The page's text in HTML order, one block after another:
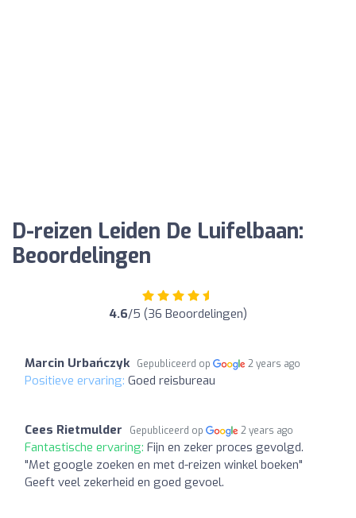
D-reizen Leiden De Luifelbaan:
Beoordelingen
4.6/5 (36 Beoordelingen)
Marcin Urbańczyk Gepubliceerd op 2 years ago
Positieve ervaring: Goed reisbureau
Cees Rietmulder Gepubliceerd op 2 years ago
Fantastische ervaring: Fijn en zeker proces gevolgd.
"Met google zoeken en met d-reizen winkel boeken"
Geeft veel zekerheid en goed gevoel.